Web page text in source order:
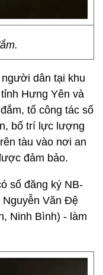
dân tại khu
Hưng Yên và
tổ công tác số
bố trí lực lượng
tàu vào nơi an
đảm bảo.
số đăng ký NB-
Nguyễn Văn Đệ
Ninh Bình) - làm